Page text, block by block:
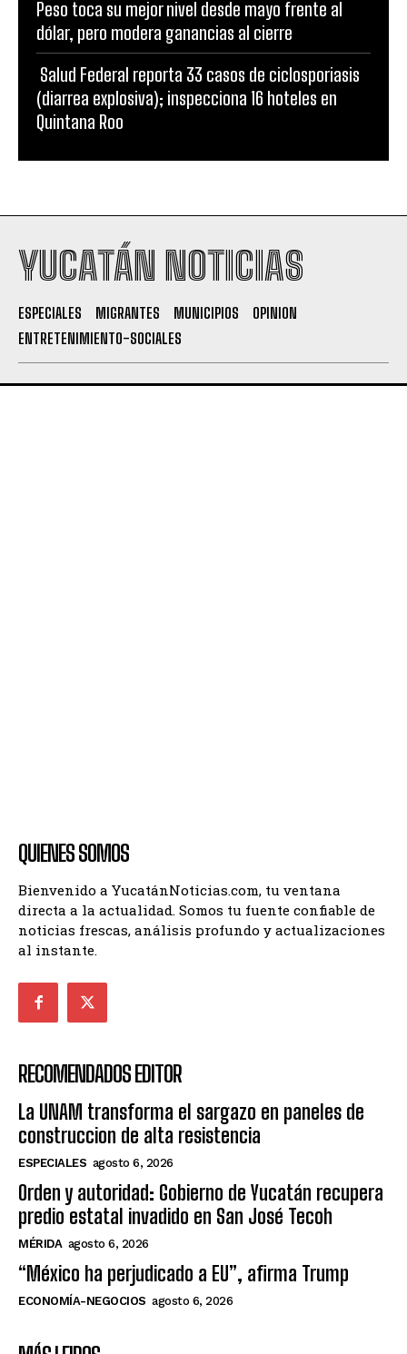
Peso toca su mejor nivel desde mayo frente al
dólar, pero modera ganancias al cierre
Salud Federal reporta 33 casos de ciclosporiasis
(diarrea explosiva); inspecciona 16 hoteles en
Quintana Roo
YUCATÁN NOTICIAS
ESPECIALES MIGRANTES MUNICIPIOS
OPINION
ENTRETENIMIENTO-SOCIALES
QUIENES SOMOS
Bienvenido a YucatánNoticias.com, tu ventana
directa a la actualidad. Somos tu fuente confiable de
noticias frescas, análisis profundo y actualizaciones
al instante.
RECOMENDADOS EDITOR
La UNAM transforma el sargazo en paneles de
construccion de alta resistencia
ESPECIALES agosto 6, 2026
Orden y autoridad: Gobierno de Yucatán recupera
predio estatal invadido en San José Tecoh
MÉRIDA agosto 6, 2026
“México ha perjudicado a EU”, afirma Trump
ECONOMÍA-NEGOCIOS agosto 6, 2026